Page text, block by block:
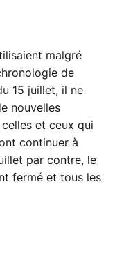
malgré
de
15 juillet, il ne
nouvelles
et ceux qui
continuer à
par contre, le
fermé et tous les